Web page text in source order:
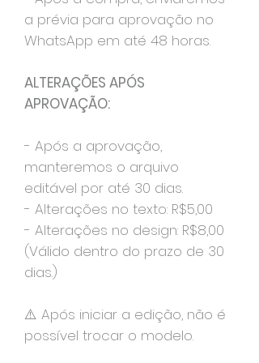
a prévia para aprovação no
WhatsApp em até 48 horas.
ALTERAÇÕES APÓS
APROVAÇÃO:
- Após a aprovação,
manteremos o arquivo
editável por até 30 dias.
- Alterações no texto: R$5,00
- Alterações no design: R$8,00
(Válido dentro do prazo de 30
dias.)
⚠️ Após iniciar a edição, não é
possível trocar o modelo.